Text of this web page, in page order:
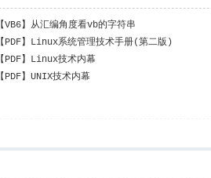
【VB6】从汇编角度看vb的字符串
【PDF】Linux系统管理技术手册(第二版)
【PDF】Linux技术内幕
【PDF】UNIX技术内幕